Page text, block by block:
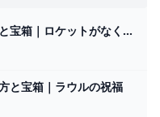
イカタクの祠の行き方と宝箱｜ロケットがなくなったら？
と宝箱｜ラウルの祝福